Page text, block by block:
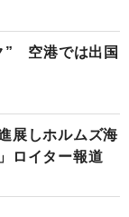
” 空港では出国
展しホルムズ海
ロイター報道